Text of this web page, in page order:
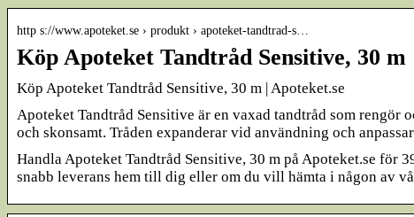
http s://www.apoteket.se › produkt › apoteket-tandtrad-s…
Köp Apoteket Tandtråd Sensitive, 30 m
Köp Apoteket Tandtråd Sensitive, 30 m | Apoteket.se
Apoteket Tandtråd Sensitive är en vaxad tandtråd som rengör
och skonsamt. Tråden expanderar vid användning och
Handla Apoteket Tandtråd Sensitive, 30 m på Apoteket.se för
snabb leverans hem till dig eller om du vill hämta i någon av